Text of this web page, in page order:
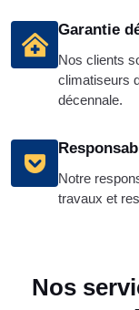
Garantie
Nos clients
climatiseurs
décennale.
Notre
travaux et
Nos